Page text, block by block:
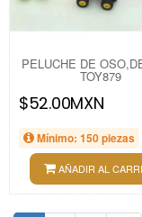
PELUCHE DE
TOY879
$52.00MXN
Mínimo: 150 piezas
AÑADIR AL